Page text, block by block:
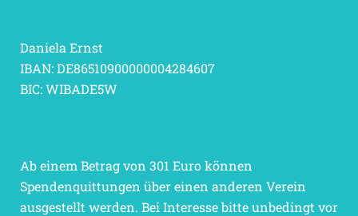
Daniela Ernst
IBAN: DE86510900000004284607
BIC: WIBADE5W
Ab einem Betrag von 301 Euro können
Spendenquittungen über einen anderen Verein
ausgestellt werden. Bei Interesse bitte unbedingt vor